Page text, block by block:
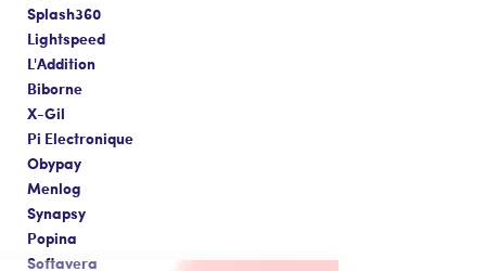
Splash360
Lightspeed
L'Addition
Biborne
X-Gil
Pi Electronique
Obypay
Menlog
Synapsy
Popina
Softavera